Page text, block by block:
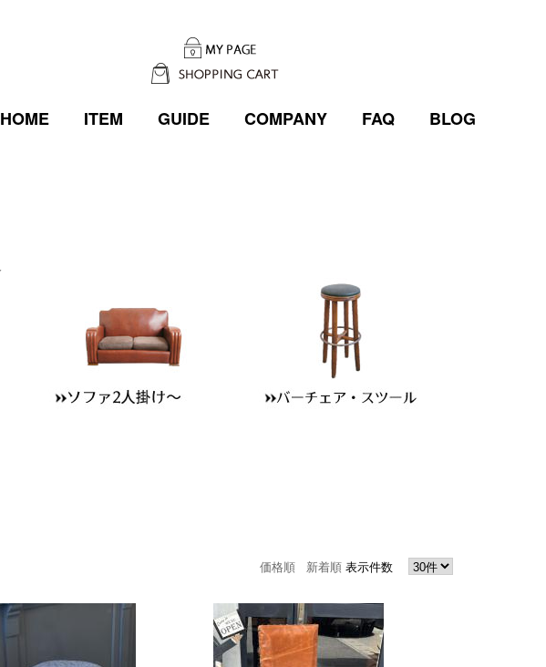
HOME ITEM GUIDE COMPANY FAQ BLOG
価格順 新着順 表示件数